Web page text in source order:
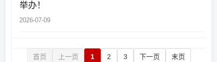
举办！
2026-07-09
首页 上一页 1 2 3 下一页 末页